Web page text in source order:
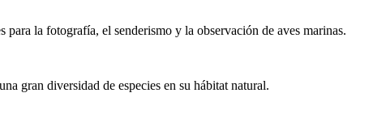
la fotografía, el senderismo y la observación de aves marinas.
gran diversidad de especies en su hábitat natural.